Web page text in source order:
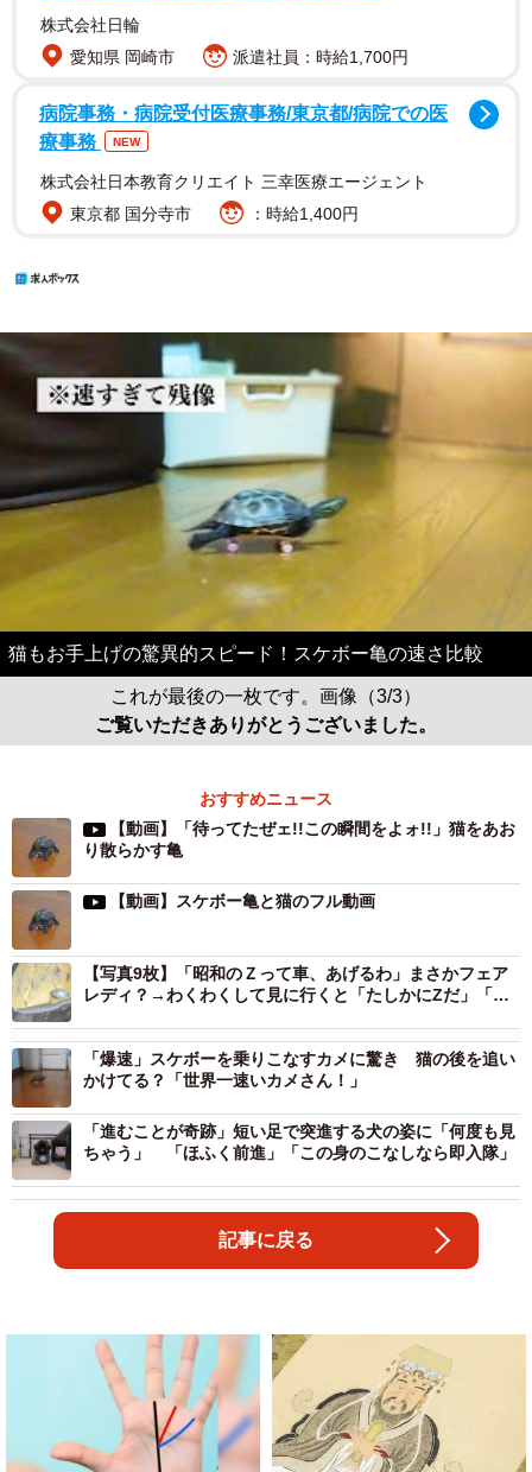
株式会社日輪
愛知県 岡崎市
派遣社員：時給1,700円
病院事務・病院受付医療事務/東京都/病院での医
療事務
NEW
株式会社日本教育クリエイト 三幸医療エージェント
東京都 国分寺市
：時給1,400円
猫もお手上げの驚異的スピード！スケボー亀の速さ比較
これが最後の一枚です。画像（3/3）
ご覧いただきありがとうございました。
おすすめニュース
【動画】「待ってたぜェ!!この瞬間をよォ!!」猫をあお
り散らかす亀
【動画】スケボー亀と猫のフル動画
【写真9枚】「昭和のＺって車、あげるわ」まさかフェア
レディ？→わくわくして見に行くと「たしかにZだ」「激
「爆速」スケボーを乗りこなすカメに驚き 猫の後を追い
かけてる？「世界一速いカメさん！」
「進むことが奇跡」短い足で突進する犬の姿に「何度も見
ちゃう」 「ほふく前進」「この身のこなしなら即入隊」
記事に戻る